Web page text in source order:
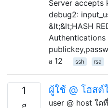
Server accepts
debug2:
&lt;&lt;HASH
12
ssh rsa
1 ผู้ใช้ @ โฮสต์
user @ host ใ